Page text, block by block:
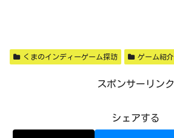
くまのインディーゲーム探訪 ゲーム紹介
スポンサーリンク
シェアする